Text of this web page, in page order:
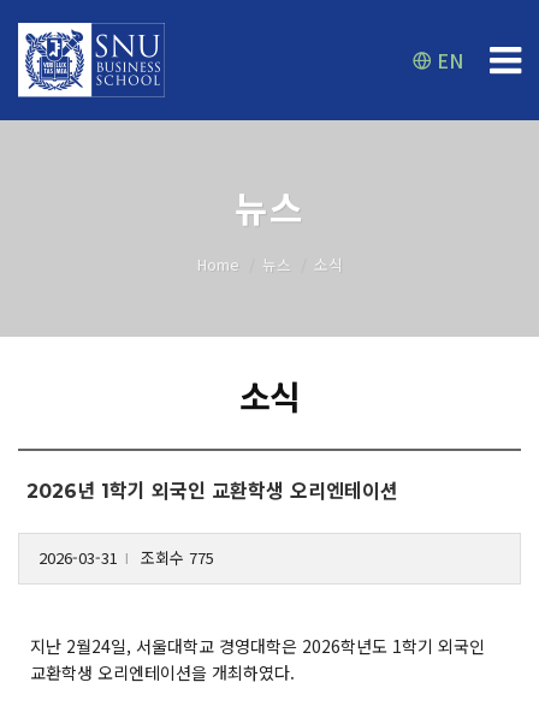
EN
뉴스
Home 뉴스 소식
소식
2026년 1학기 외국인 교환학생 오리엔테이션
2026-03-31 조회수 775
지난 2월24일, 서울대학교 경영대학은 2026학년도 1학기 외국인
교환학생 오리엔테이션을 개최하였다.